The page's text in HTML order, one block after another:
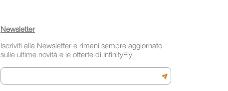
Newsletter
Iscriviti alla Newsletter e rimani sempre aggiornato
sulle ultime novità e le offerte di InfinityFly
Email
Iscriviti alla